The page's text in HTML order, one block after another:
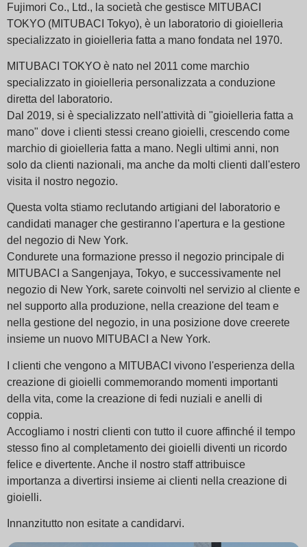
Fujimori Co., Ltd., la società che gestisce MITUBACI
TOKYO (MITUBACI Tokyo), è un laboratorio di gioielleria
specializzato in gioielleria fatta a mano fondata nel 1970.
MITUBACI TOKYO è nato nel 2011 come marchio
specializzato in gioielleria personalizzata a conduzione
diretta del laboratorio.
Dal 2019, si è specializzato nell'attività di "gioielleria fatta a
mano" dove i clienti stessi creano gioielli, crescendo come
marchio di gioielleria fatta a mano. Negli ultimi anni, non
solo da clienti nazionali, ma anche da molti clienti dall'estero
visita il nostro negozio.
Questa volta stiamo reclutando artigiani del laboratorio e
candidati manager che gestiranno l'apertura e la gestione
del negozio di New York.
Condurete una formazione presso il negozio principale di
MITUBACI a Sangenjaya, Tokyo, e successivamente nel
negozio di New York, sarete coinvolti nel servizio al cliente e
nel supporto alla produzione, nella creazione del team e
nella gestione del negozio, in una posizione dove creerete
insieme un nuovo MITUBACI a New York.
I clienti che vengono a MITUBACI vivono l'esperienza della
creazione di gioielli commemorando momenti importanti
della vita, come la creazione di fedi nuziali e anelli di
coppia.
Accogliamo i nostri clienti con tutto il cuore affinché il tempo
stesso fino al completamento dei gioielli diventi un ricordo
felice e divertente. Anche il nostro staff attribuisce
importanza a divertirsi insieme ai clienti nella creazione di
gioielli.
Innanzitutto non esitate a candidarvi.